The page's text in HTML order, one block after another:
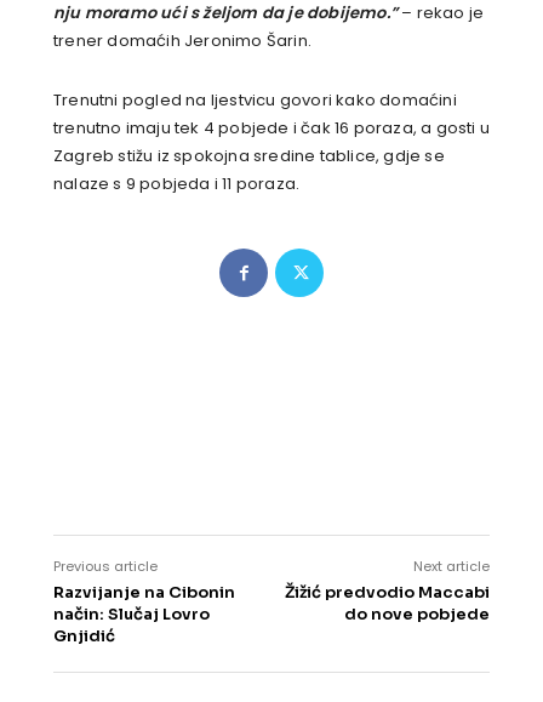
nju moramo ući s željom da je dobijemo.”– rekao je
trener domaćih Jeronimo Šarin.
Trenutni pogled na ljestvicu govori kako domaćini
trenutno imaju tek 4 pobjede i čak 16 poraza, a gosti u
Zagreb stižu iz spokojna sredine tablice, gdje se
nalaze s 9 pobjeda i 11 poraza.
Previous article
Razvijanje na Cibonin
način: Slučaj Lovro
Gnjidić
Next article
Žižić predvodio Maccabi
do nove pobjede